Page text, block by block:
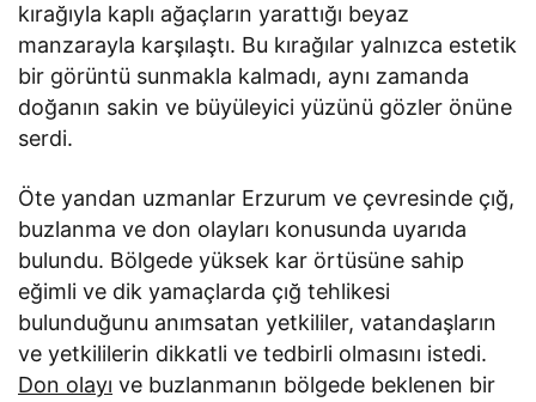
kırağıyla kaplı ağaçların yarattığı beyaz
manzarayla karşılaştı. Bu kırağılar yalnızca estetik
bir görüntü sunmakla kalmadı, aynı zamanda
doğanın sakin ve büyüleyici yüzünü gözler önüne
serdi.
Öte yandan uzmanlar Erzurum ve çevresinde çığ,
buzlanma ve don olayları konusunda uyarıda
bulundu. Bölgede yüksek kar örtüsüne sahip
eğimli ve dik yamaçlarda çığ tehlikesi
bulunduğunu anımsatan yetkililer, vatandaşların
ve yetkililerin dikkatli ve tedbirli olmasını istedi.
Don olayı ve buzlanmanın bölgede beklenen bir